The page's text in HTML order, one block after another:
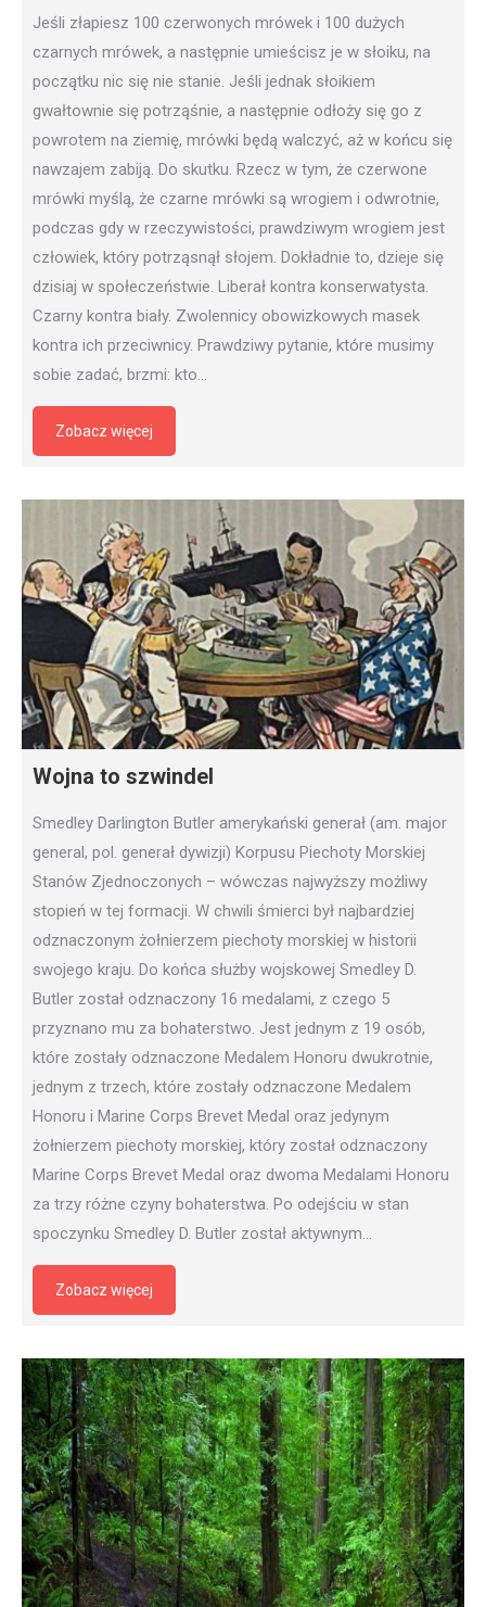
Jeśli złapiesz 100 czerwonych mrówek i 100 dużych
czarnych mrówek, a następnie umieścisz je w słoiku, na
początku nic się nie stanie. Jeśli jednak słoikiem
gwałtownie się potrząśnie, a następnie odłoży się go z
powrotem na ziemię, mrówki będą walczyć, aż w końcu się
nawzajem zabiją. Do skutku. Rzecz w tym, że czerwone
mrówki myślą, że czarne mrówki są wrogiem i odwrotnie,
podczas gdy w rzeczywistości, prawdziwym wrogiem jest
człowiek, który potrząsnął słojem. Dokładnie to, dzieje się
dzisiaj w społeczeństwie. Liberał kontra konserwatysta.
Czarny kontra biały. Zwolennicy obowizkowych masek
kontra ich przeciwnicy. Prawdziwy pytanie, które musimy
sobie zadać, brzmi: kto…
Zobacz więcej
Wojna to szwindel
Smedley Darlington Butler amerykański generał (am. major
general, pol. generał dywizji) Korpusu Piechoty Morskiej
Stanów Zjednoczonych – wówczas najwyższy możliwy
stopień w tej formacji. W chwili śmierci był najbardziej
odznaczonym żołnierzem piechoty morskiej w historii
swojego kraju. Do końca służby wojskowej Smedley D.
Butler został odznaczony 16 medalami, z czego 5
przyznano mu za bohaterstwo. Jest jednym z 19 osób,
które zostały odznaczone Medalem Honoru dwukrotnie,
jednym z trzech, które zostały odznaczone Medalem
Honoru i Marine Corps Brevet Medal oraz jedynym
żołnierzem piechoty morskiej, który został odznaczony
Marine Corps Brevet Medal oraz dwoma Medalami Honoru
za trzy różne czyny bohaterstwa. Po odejściu w stan
spoczynku Smedley D. Butler został aktywnym…
Zobacz więcej